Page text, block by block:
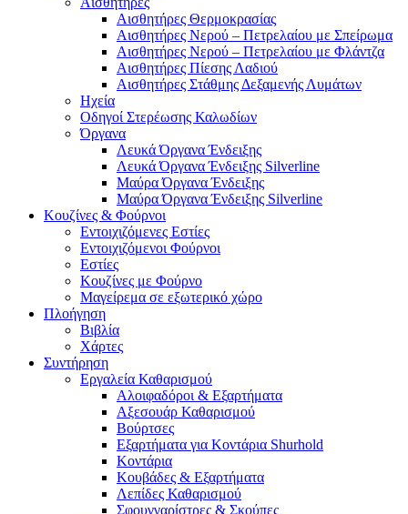
Αισθητήρες Θερμοκρασίας
Αισθητήρες Νερού – Πετρελαίου με Σπείρωμα
Αισθητήρες Νερού – Πετρελαίου με Φλάντζα
Αισθητήρες Πίεσης Λαδιού
Αισθητήρες Στάθμης Δεξαμενής Λυμάτων
Ηχεία
Οδηγοί Στερέωσης Καλωδίων
Όργανα
Λευκά Όργανα Ένδειξης
Λευκά Όργανα Ένδειξης Silverline
Μαύρα Όργανα Ένδειξης
Μαύρα Όργανα Ένδειξης Silverline
Κουζίνες & Φούρνοι
Εντοιχιζόμενες Εστίες
Εντοιχιζόμενοι Φούρνοι
Εστίες
Κουζίνες με Φούρνο
Μαγείρεμα σε εξωτερικό χώρο
Πλοήγηση
Βιβλία
Χάρτες
Συντήρηση
Εργαλεία Καθαρισμού
Αλοιφαδόροι & Εξαρτήματα
Αξεσουάρ Καθαρισμού
Βούρτσες
Εξαρτήματα για Κοντάρια Shurhold
Κοντάρια
Κουβάδες & Εξαρτήματα
Λεπίδες Καθαρισμού
Σφουγγαρίστρες & Σκούπες